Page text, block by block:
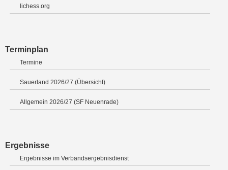
lichess.org
Terminplan
Termine
Sauerland 2026/27 (Übersicht)
Allgemein 2026/27 (SF Neuenrade)
Ergebnisse
Ergebnisse im Verbandsergebnisdienst